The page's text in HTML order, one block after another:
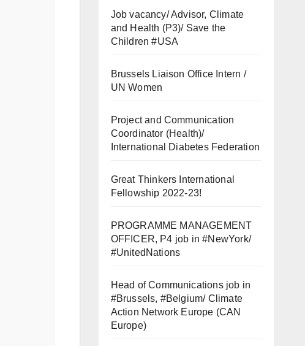
Job vacancy/ Advisor, Climate
and Health (P3)/ Save the
Children #USA
Brussels Liaison Office Intern /
UN Women
Project and Communication
Coordinator (Health)/
International Diabetes Federation
Great Thinkers International
Fellowship 2022-23!
PROGRAMME MANAGEMENT
OFFICER, P4 job in #NewYork/
#UnitedNations
Head of Communications job in
#Brussels, #Belgium/ Climate
Action Network Europe (CAN
Europe)